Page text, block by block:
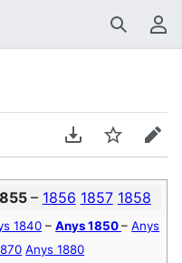
Buscar
Descarregar en
Vigilar
– 1856 1857 1858
1840 –Anys 1850–Anys
Anys 1880